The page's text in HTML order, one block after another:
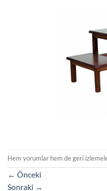
Hem yorumlar hem de geri
← Önceki
Sonraki →